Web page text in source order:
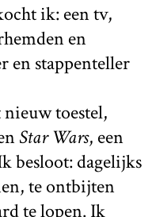
ik: een tv,
en
en stappenteller
toestel,
Star Wars, een
besloot: dagelijks
te ontbijten
te lopen. Ik